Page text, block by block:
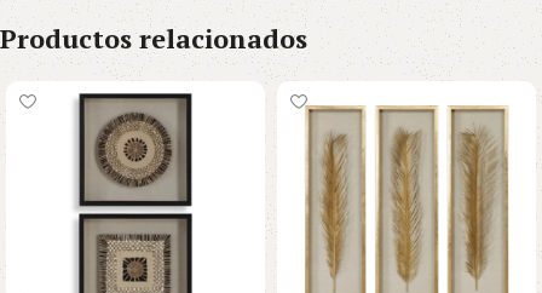
Productos relacionados